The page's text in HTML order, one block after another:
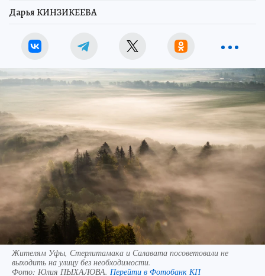
Дарья КИНЗИКЕЕВА
Жителям Уфы, Стерлитамака и Салавата посоветовали не
выходить на улицу без необходимости.
Фото: Юлия ПЫХАЛОВА. Перейти в Фотобанк КП